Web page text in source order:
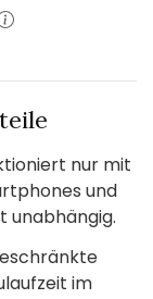
nur mit
und
unabhängig.
im